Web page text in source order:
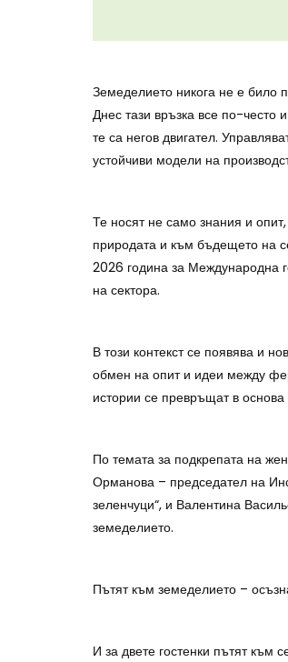
Земеделието никога не е било
Днес тази връзка все по-често
те са негов двигател.
устойчиви модели на
Те носят не само знания и
природата и към бъдещето на
2026 година за Международна
на сектора.
В този контекст се появява и
обмен на опит и идеи между
истории се превръщат в
По темата за подкрепата на
Орманова – председател на
зеленчуци“, и Валентина
земеделието.
Пътят към земеделието –
И за двете гостенки пътят към